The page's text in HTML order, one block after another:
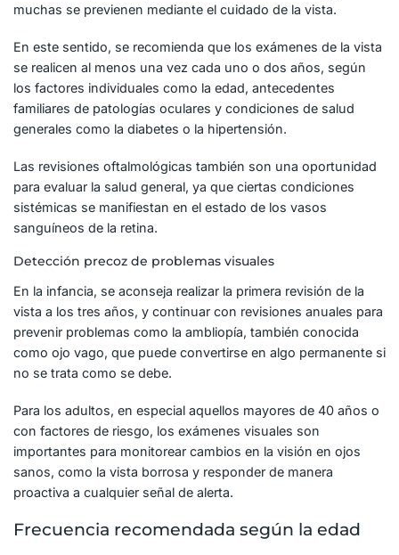
muchas se previenen mediante el cuidado de la vista.
En este sentido, se recomienda que los exámenes de la vista
se realicen al menos una vez cada uno o dos años, según
los factores individuales como la edad, antecedentes
familiares de patologías oculares y condiciones de salud
generales como la diabetes o la hipertensión.
Las revisiones oftalmológicas también son una oportunidad
para evaluar la salud general, ya que ciertas condiciones
sistémicas se manifiestan en el estado de los vasos
sanguíneos de la retina.
Detección precoz de problemas visuales
En la infancia, se aconseja realizar la primera revisión de la
vista a los tres años, y continuar con revisiones anuales para
prevenir problemas como la ambliopía, también conocida
como ojo vago, que puede convertirse en algo permanente si
no se trata como se debe.
Para los adultos, en especial aquellos mayores de 40 años o
con factores de riesgo, los exámenes visuales son
importantes para monitorear cambios en la visión en ojos
sanos, como la vista borrosa y responder de manera
proactiva a cualquier señal de alerta.
Frecuencia recomendada según la edad